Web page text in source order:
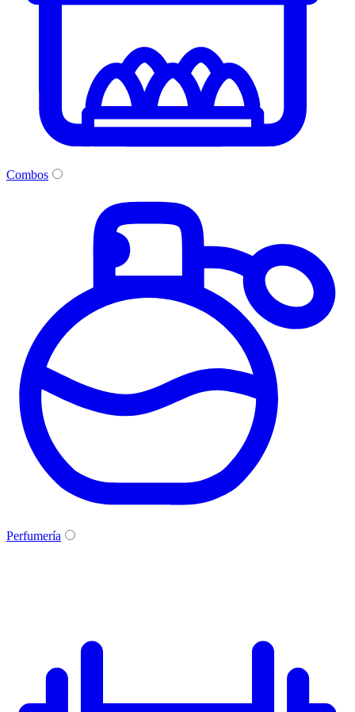
Combos
Perfumería